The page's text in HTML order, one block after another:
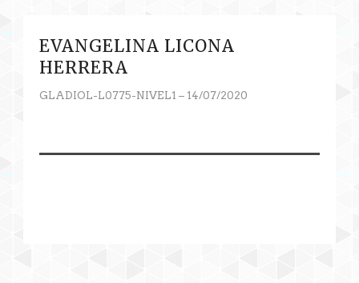
EVANGELINA LICONA
HERRERA
GLADIOL-L0775-NIVEL1 – 14/07/2020